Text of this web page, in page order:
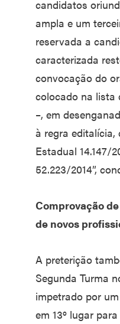
candidatos
ampla e um
reservada a
caracterizada
convocação do
colocado na lista
–, em
à regra editalícia,
Estadual 14.147/
52.223/2014”,
Comprovação
de novos
A preterição
Segunda Turma
impetrado por
em 13º lugar